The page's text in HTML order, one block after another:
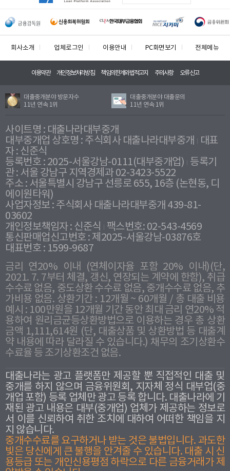
회사소개 업체로그인 이용안내 PC화면보기 전체메뉴
이용약관 개인정보처리방침 책임의한계와법적고지 주의사항 오류신고
대출중개분야 방문자수
11년 연속 1위
대출중개분야 대출문의
11년 연속 1위
사이트명 : 대출나라대부중개
대부중개업 상호명 : 주식회사 대출나라대부중개
대표
자 : 신준식
등록번호 : 2025-서울강남-0111(대부중개업) 등록기
관 : 서울 강남구 지역경제과 02-3423-5522
주소 : 서울특별시 강남구 선릉로 655, 16층 (논현동, 디
에이원타워)
사업자정보 : 주식회사 대출나라대부중개 439-81-
03602
개인정보책임자 : 신준식
팩스번호: 02-543-4569
통신판매업신고번호 : 제2025-서울강남-03876호
대표번호 : 1599-9687
금리 연20% 이내 (연체이자율 포함 20% 이내)(단,
2021. 7. 7부터 체결, 갱신, 연장되는 계약에 한함), 취급
수수료 없음, 중도상환 수수료 없음, 중개수수료 없음, 추
가비용 없음. 상환기간 : 12개월 ~ 60개월 / 총 대출 비용
예시 : 100만원을 12개월 기간 동안 최대 금리 연20% 적
용하여 원리금균등상환방법으로 이용하는 경우 총 상환
금액 1,111,614원 (단, 대출상품 및 상환방법 등 대출계
약 내용에 따라 달라질 수 있습니다.) 채무의 조기상환수
수료율 등 조기상환조건 없음.
대출나라는 광고 플랫폼만 제공할 뿐 직접적인 대출 및
중개를 하지 않으며 금융위원회, 지자체 정식 대부업(중
개업 포함) 등록 업체만 광고 등록 합니다. 대출나라에 기
재된 광고 내용은 대부(중개업) 업체가 제공하는 정보로
서 이를 신뢰하여 취한 조치에 대하여 어떠한 책임을 지
지 않습니다.
중개수수료를 요구하거나 받는 것은 불법입니다. 과도한
빛은 당신에게 큰 불행을 안겨줄 수 있습니다. 대출 시 신
용등급 또는 개인신용평점 하락으로 다른 금융거래가 제